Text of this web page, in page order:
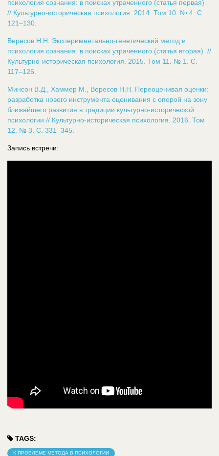
психология сознания: в поисках утраченного (статья первая)
// Культурно-историческая психология. 2014. Том 10. № 4. С.
121–130.
Вересов Н.Н. Экспериментально-генетический метод и
психология сознания: в поисках утраченного (статья вторая) //
Культурно-историческая психология. 2015. Том 11. № 1. С.
117–126.
Минсон В.Д., Хаммер М., Вересов Н.Н. Переоценивая оценки:
разработка нового инструмента оценивания c опорой на зону
ближайшего развития в традиции культурно-исторической
психологии // Культурно-историческая психология. 2016. Том
12. № 3. С. 331–345.
Запись встречи:
TAGS:
К ПРОБЛЕМЕ МЕТОДА В ПСИХОЛОГИИ